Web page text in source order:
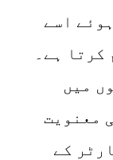
اسے
کرتا ہے۔
میں
معنویت
کے